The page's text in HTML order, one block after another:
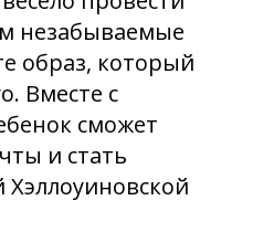
незабываемые
образ, который
Вместе с
сможет
и стать